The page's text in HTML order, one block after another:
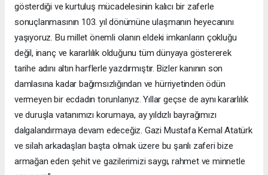
gösterdiği ve kurtuluş mücadelesinin kalıcı bir zaferle
sonuçlanmasının 103. yıl dönümüne ulaşmanın heyecanını
yaşıyoruz. Bu millet önemli olanın eldeki imkanların çokluğu
değil, inanç ve kararlılık olduğunu tüm dünyaya göstererek
tarihe adını altın harflerle yazdırmıştır. Bizler kanının son
damlasına kadar bağımsızlığından ve hürriyetinden ödün
vermeyen bir ecdadın torunlarıyız. Yıllar geçse de aynı kararlılık
ve duruşla vatanımızı korumaya, ay yıldızlı bayrağımızı
dalgalandırmaya devam edeceğiz. Gazi Mustafa Kemal Atatürk
ve silah arkadaşları başta olmak üzere bu şanlı zaferi bize
armağan eden şehit ve gazilerimizi saygı, rahmet ve minnetle